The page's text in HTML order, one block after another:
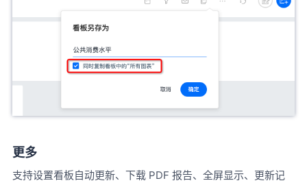
更多
支持设置看板自动更新、下载 PDF 报告、全屏显示、更新记